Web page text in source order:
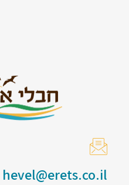
hevel@erets.co.il